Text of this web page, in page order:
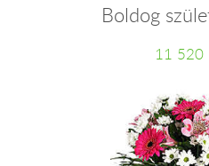
Boldog
11 520